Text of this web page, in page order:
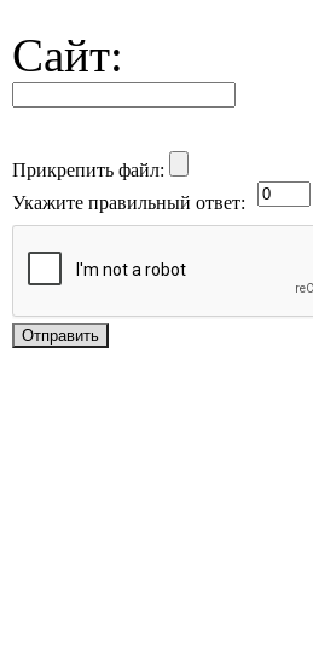
Сайт:
Прикрепить файл:
Укажите правильный ответ: